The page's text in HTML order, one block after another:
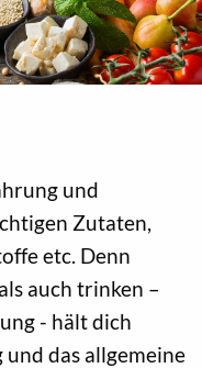
und
Zutaten,
etc. Denn
auch trinken –
- hält dich
das allgemeine